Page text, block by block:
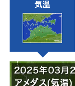
気温